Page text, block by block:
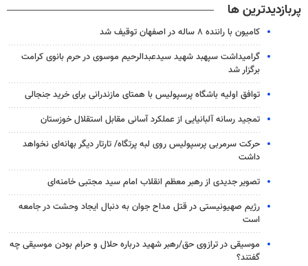
پربازدیدترین ها
کامیون با راننده ۸ ساله در اصفهان توقیف شد
گرامیداشت سپهبد شهید سیدعبدالرحیم موسوی در حرم بانوی کرامت
برگزار شد
توافق اولیه باشگاه پرسپولیس با همتای مازندرانی برای خرید جنجالی
تمجید رسانه آلبانیایی از عملکرد آسانی مقابل استقلال خوزستان
حرکت سرمربی پرسپولیس روی لبه پرتگاه/ تارتار دیگر بهانه‌ای نخواهد
داشت
تصویر جدیدی از رهبر معظم انقلاب امام سید مجتبی خامنه‌ای
رژیم صهیونیستی در قتل مداح جوان به دنبال ایجاد وحشت در جامعه
است
موسیقی در ترازوی حق/رهبر شهید درباره حلال و حرام بودن موسیقی چه
گفتند؟